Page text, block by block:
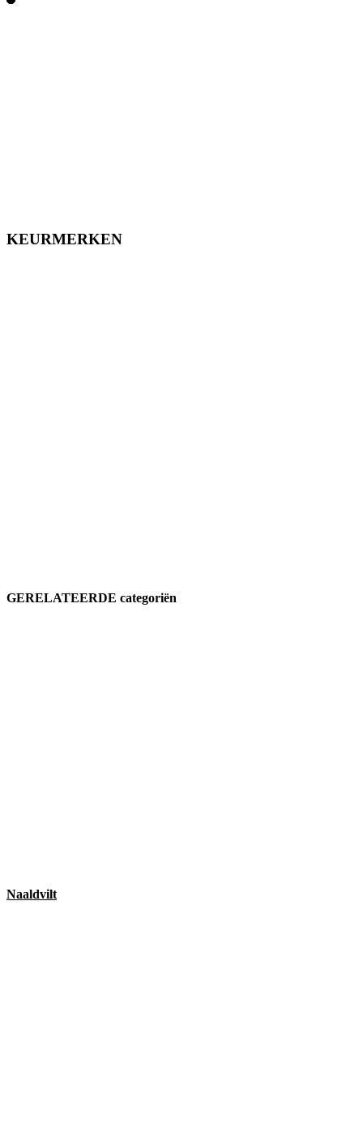
KEURMERKEN
GERELATEERDE categoriën
Naaldvilt